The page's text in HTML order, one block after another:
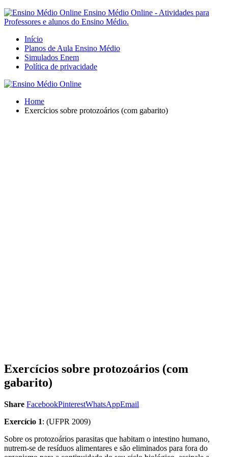
Ensino Médio Online - Atividades para
Professores e alunos do Ensino Médio.
Início
Planos de Aula Ensino Médio
Simulados Enem
Política de privacidade
Home
Exercícios sobre protozoários (com gabarito)
Exercícios sobre protozoários (com
gabarito)
Share FacebookPinterestWhatsAppEmail
Exercício 1: (UFPR 2009)
Sobre os protozoários parasitas que habitam o intestino humano,
nutrem-se de resíduos alimentares e são eliminados para fora do